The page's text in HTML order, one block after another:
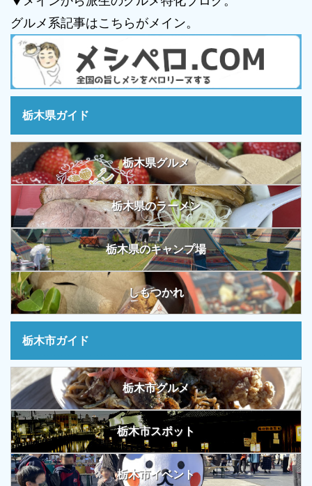
グルメ系記事はこちらがメイン。
栃木県ガイド
栃木県グルメ
栃木県のラーメン
栃木県のキャンプ場
しもつかれ
栃木市ガイド
栃木市グルメ
栃木市スポット
栃木市イベント